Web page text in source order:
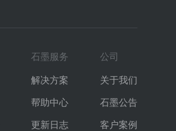
石墨服务
解决方案
帮助中心
更新日志
公司
关于我们
石墨公告
客户案例